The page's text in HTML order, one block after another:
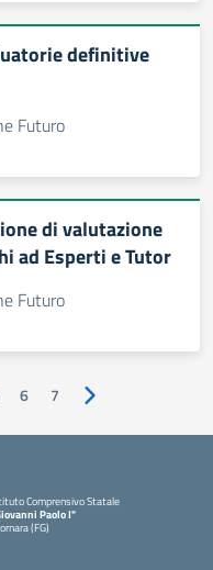
definitive
Futuro
di valutazione
ad Esperti e Tutor
Futuro
6 7 Pagina successiva
Comprensivo Statale
Paolo I"
(FG)